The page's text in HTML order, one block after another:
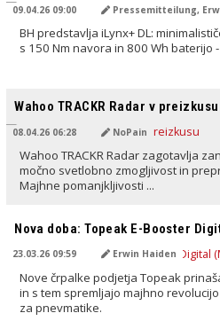
09.04.26 09:00 Pressemitteilung,
BH predstavlja iLynx+ DL:
s 150 Nm navora in 800 Wh baterijo
Wahoo TRACKR Radar v preizkusu
08.04.26 06:28 NoPain
Wahoo TRACKR Radar zagotavlja
močno svetlobno zmogljivost in
Majhne pomanjkljivosti ...
Nova doba: Topeak E-Booster
23.03.26 09:59 Erwin Haiden
Nove črpalke podjetja Topeak
in s tem spremljajo majhno
za pnevmatike.